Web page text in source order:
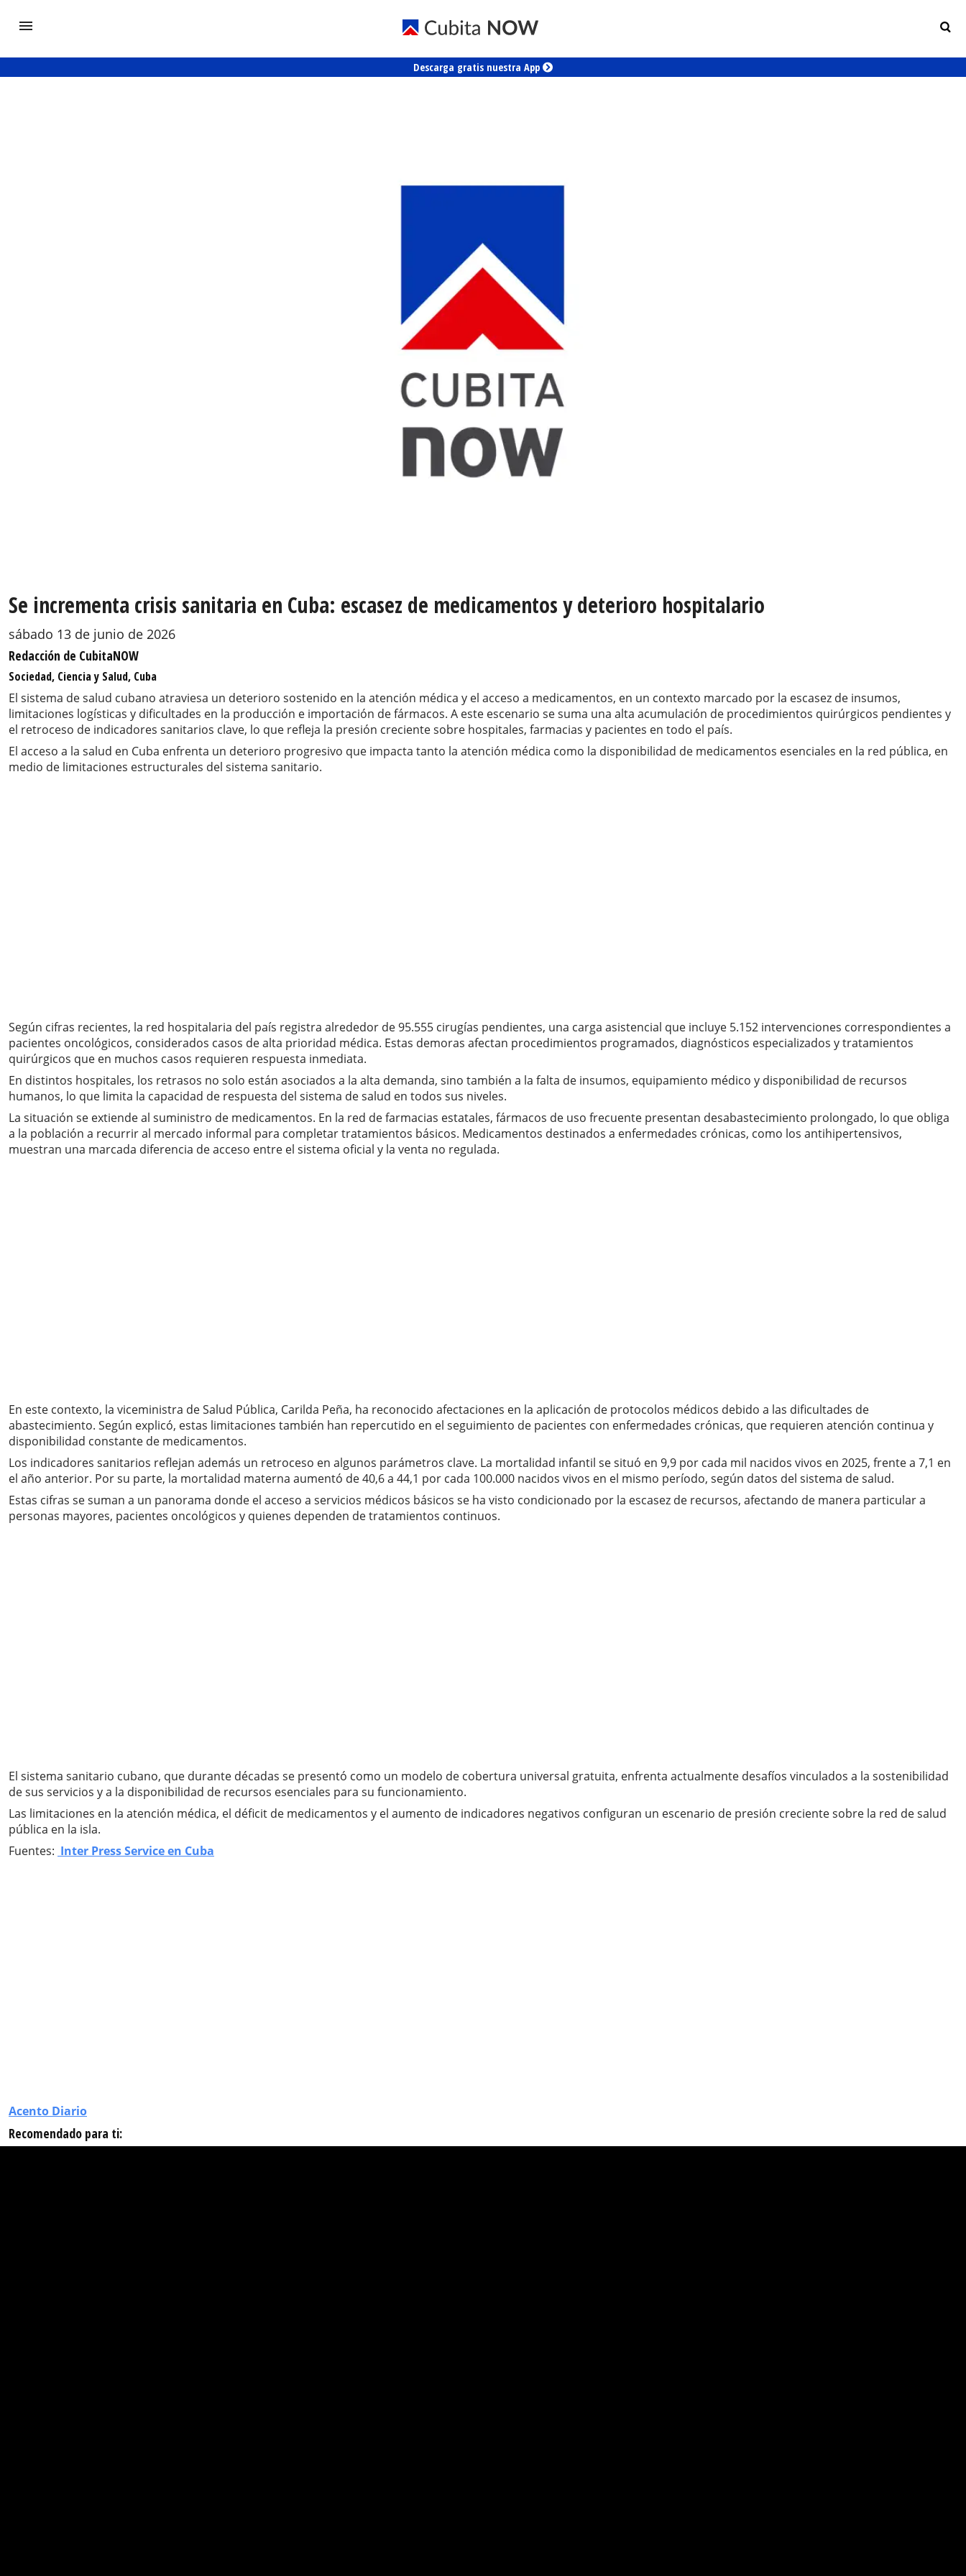
Descarga gratis nuestra App
Se incrementa crisis sanitaria en Cuba: escasez de medicamentos y deterioro hospitalario
sábado 13 de junio de 2026
Redacción de CubitaNOW
Sociedad, Ciencia y Salud, Cuba
El sistema de salud cubano atraviesa un deterioro sostenido en la atención médica y el acceso a medicamentos, en un contexto marcado por la escasez de insumos,
limitaciones logísticas y dificultades en la producción e importación de fármacos. A este escenario se suma una alta acumulación de procedimientos quirúrgicos pendientes y
el retroceso de indicadores sanitarios clave, lo que refleja la presión creciente sobre hospitales, farmacias y pacientes en todo el país.
El acceso a la salud en Cuba enfrenta un deterioro progresivo que impacta tanto la atención médica como la disponibilidad de medicamentos esenciales en la red pública, en
medio de limitaciones estructurales del sistema sanitario.
Según cifras recientes, la red hospitalaria del país registra alrededor de 95.555 cirugías pendientes, una carga asistencial que incluye 5.152 intervenciones correspondientes a
pacientes oncológicos, considerados casos de alta prioridad médica. Estas demoras afectan procedimientos programados, diagnósticos especializados y tratamientos
quirúrgicos que en muchos casos requieren respuesta inmediata.
En distintos hospitales, los retrasos no solo están asociados a la alta demanda, sino también a la falta de insumos, equipamiento médico y disponibilidad de recursos
humanos, lo que limita la capacidad de respuesta del sistema de salud en todos sus niveles.
La situación se extiende al suministro de medicamentos. En la red de farmacias estatales, fármacos de uso frecuente presentan desabastecimiento prolongado, lo que obliga
a la población a recurrir al mercado informal para completar tratamientos básicos. Medicamentos destinados a enfermedades crónicas, como los antihipertensivos,
muestran una marcada diferencia de acceso entre el sistema oficial y la venta no regulada.
En este contexto, la viceministra de Salud Pública, Carilda Peña, ha reconocido afectaciones en la aplicación de protocolos médicos debido a las dificultades de
abastecimiento. Según explicó, estas limitaciones también han repercutido en el seguimiento de pacientes con enfermedades crónicas, que requieren atención continua y
disponibilidad constante de medicamentos.
Los indicadores sanitarios reflejan además un retroceso en algunos parámetros clave. La mortalidad infantil se situó en 9,9 por cada mil nacidos vivos en 2025, frente a 7,1 en
el año anterior. Por su parte, la mortalidad materna aumentó de 40,6 a 44,1 por cada 100.000 nacidos vivos en el mismo período, según datos del sistema de salud.
Estas cifras se suman a un panorama donde el acceso a servicios médicos básicos se ha visto condicionado por la escasez de recursos, afectando de manera particular a
personas mayores, pacientes oncológicos y quienes dependen de tratamientos continuos.
El sistema sanitario cubano, que durante décadas se presentó como un modelo de cobertura universal gratuita, enfrenta actualmente desafíos vinculados a la sostenibilidad
de sus servicios y a la disponibilidad de recursos esenciales para su funcionamiento.
Las limitaciones en la atención médica, el déficit de medicamentos y el aumento de indicadores negativos configuran un escenario de presión creciente sobre la red de salud
pública en la isla.
Fuentes: Inter Press Service en Cuba
Acento Diario
Recomendado para ti: